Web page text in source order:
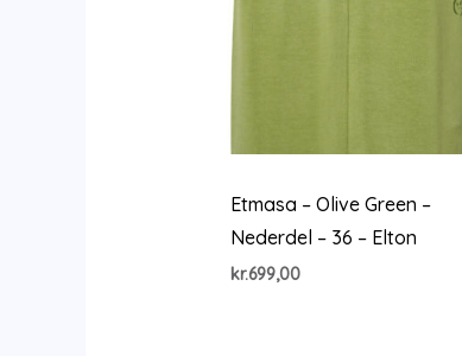
Etmasa – Olive Green –
Nederdel – 36 – Elton
kr.699,00